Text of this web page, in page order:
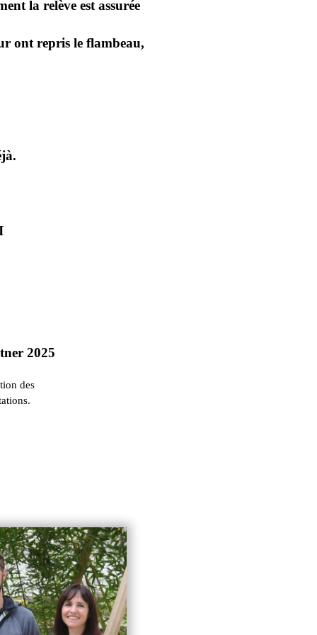
la relève est assurée
ont repris le flambeau,
2025
des